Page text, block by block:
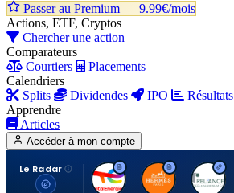
Passer au Premium — 9.99€/mois
Actions, ETF, Cryptos
Chercher une action
Comparateurs
Courtiers
Placements
Calendriers
Splits
Dividendes IPO
Résultats
Apprendre
Articles
Accéder à mon compte
Le Radar
T H R